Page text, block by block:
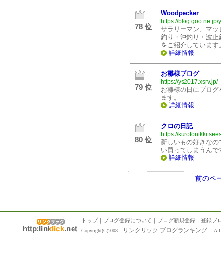
78 位
Woodpecker
https://blog.goo.ne.jp/
サラリーマン、マッ
釣り・沖釣り・波止
をご紹介しています
詳細情報
79 位
お雛様ブログ
https://ys2017.xsrv.jp/
お雛様の日にブロ
ます。
詳細情報
80 位
クロの日記
https://
新しいもの好きな
い買ってしまうんで
詳細情報
前のペ
トップ｜ ブログ登録について ｜ ブログ新規登録 ｜ 登録ブ
Copyright(C)2008 リンクリック ブログランキング All